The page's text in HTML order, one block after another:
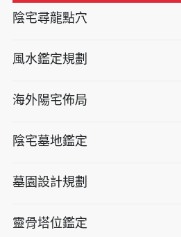
陰宅尋龍點穴
風水鑑定規劃
海外陽宅佈局
陰宅墓地鑑定
墓園設計規劃
靈骨塔位鑑定